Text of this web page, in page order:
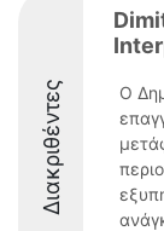
Διακριθέντες
Ο